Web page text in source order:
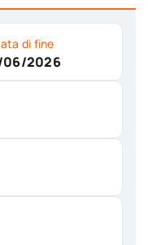
di fine
06/2026